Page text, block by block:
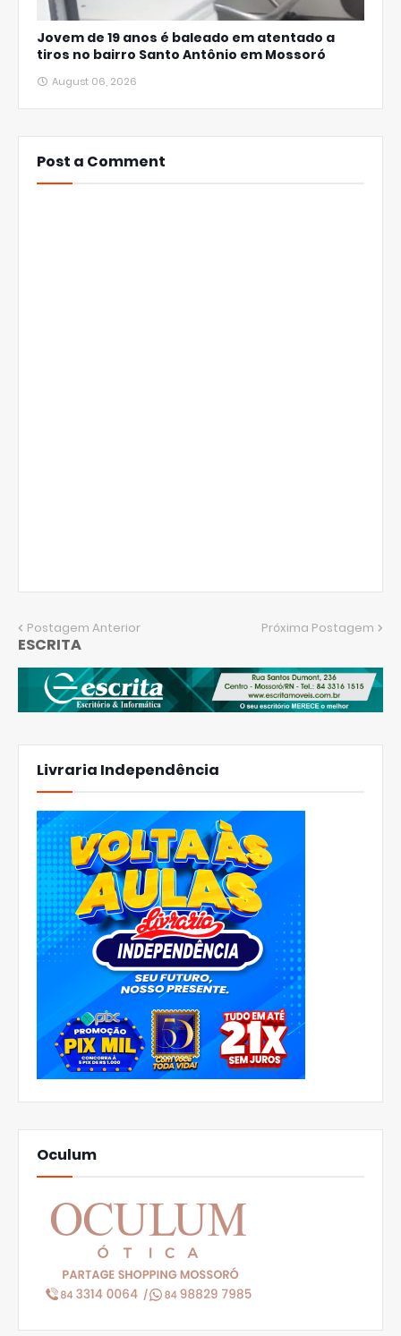
Jovem de 19 anos é baleado em atentado a
tiros no bairro Santo Antônio em Mossoró
August 06, 2026
Post a Comment
Postagem Anterior Próxima Postagem
ESCRITA
Livraria Independência
Oculum